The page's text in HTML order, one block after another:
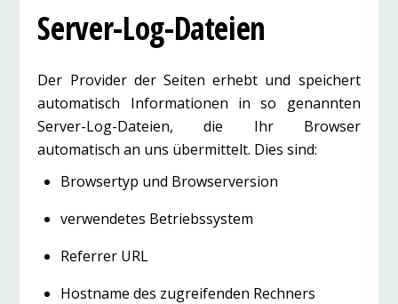
Server-Log-Dateien
Der Provider der Seiten erhebt und speichert
automatisch Informationen in so genannten
Server-Log-Dateien, die Ihr Browser
automatisch an uns übermittelt. Dies sind:
Browsertyp und Browserversion
verwendetes Betriebssystem
Referrer URL
Hostname des zugreifenden Rechners